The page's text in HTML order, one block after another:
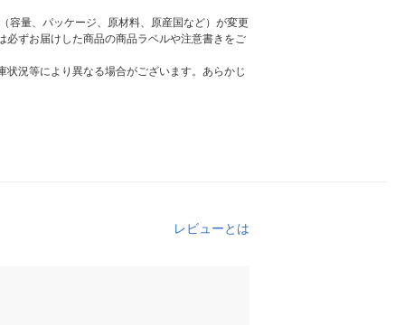
容量、パッケージ、原材料、原産国など）が変更
ずお届けした商品の商品ラベルや注意書きをご
況等により異なる場合がございます。あらかじ
レビューとは